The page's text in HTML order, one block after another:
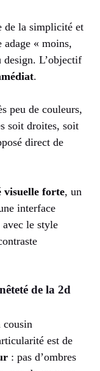
de la simplicité et
adage « moins,
design. L’objectif
.
peu de couleurs,
soit droites, soit
direct de
visuelle forte, un
interface
le style
de la 2d
cousin
est de
: pas d’ombres